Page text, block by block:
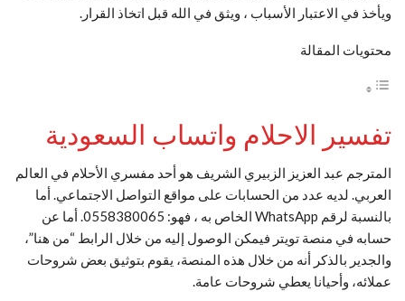
ويأخذ في الاعتبار الأسباب ، ويثق في الله قبل اتخاذ القرار.
محتويات المقالة
تفسير الاحلام واتساب السعودية
المترجم عبد العزيز الزبيري الشريف هو أحد مفسري الأحلام في العالم
العربي. لديه عدد من الحسابات على مواقع التواصل الاجتماعي. أما
بالنسبة لرقم WhatsApp الخاص به ، فهو: 0558380065. أما عن
حسابه في منصة تويتر فيمكن الوصول إليه من خلال الرابط “من هنا”،
والجدير بالذكر أنه من خلال هذه المنصة، يقوم بتوثيق بعض شروحات
عملائه، وأحيانا يعطي شروحات عامة.